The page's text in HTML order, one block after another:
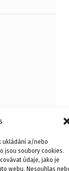
ukládání a/nebo
jsou soubory cookies.
údaje, jako je
webu. Nesouhlas
podmínky